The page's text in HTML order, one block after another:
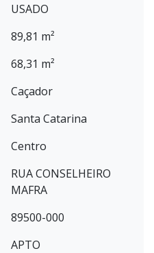
USADO
89,81 m²
68,31 m²
Caçador
Santa Catarina
Centro
RUA CONSELHEIRO
MAFRA
89500-000
APTO